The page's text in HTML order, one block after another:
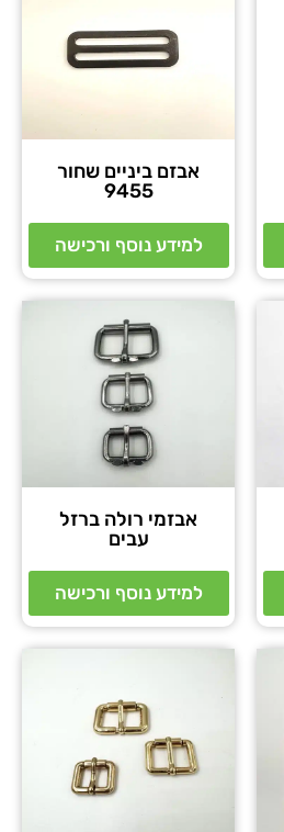
אבזם ביניים שחור
9455
למידע נוסף ורכישה
אבזמי רולה ברזל
עבים
למידע נוסף ורכישה